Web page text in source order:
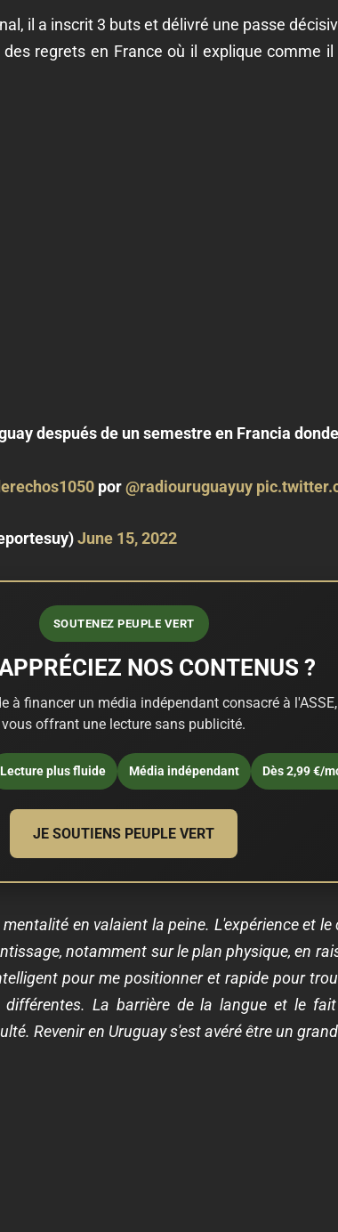
il a inscrit 3 buts et délivré une passe
regrets en France où il explique comme
después de un semestre en Francia
por@radiouruguayuy
June 15, 2022
SOUTENEZ PEUPLE VERT
NOS CONTENUS ?
à financer un média indépendant consacré à
vous offrant une lecture sans publicité.
Lecture plus fluide Média indépendant Dès 2,99 €/
JE SOUTIENS PEUPLE VERT
en valaient la peine. L'expérience et
notamment sur le plan physique, en
pour me positionner et rapide pour
La barrière de la langue et le
Revenir en Uruguay s'est avéré être un